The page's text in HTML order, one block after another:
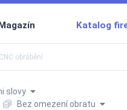
Katalog
CNC obrábění
slovy
Bez omezení obratu